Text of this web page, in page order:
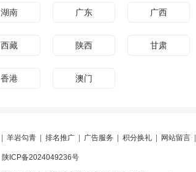
湖南 广东 广西
西藏 陕西 甘肃
香港 澳门
羊岩勾青| 排名推广| 广告服务 积分换礼| 网站留言|
陕ICP备2024049236号